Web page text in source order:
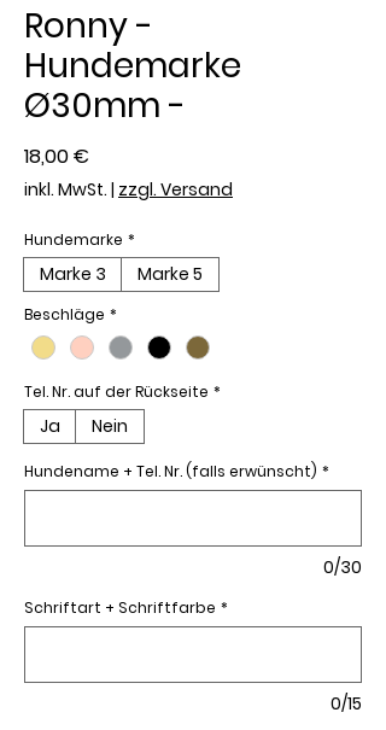
Ronny -
Hundemarke
Ø30mm -
18,00 €
inkl. MwSt. | zzgl. Versand
Hundemarke *
Marke 3 Marke 5
Beschläge *
Tel. Nr. auf der Rückseite *
Ja Nein
Hundename + Tel. Nr. (falls erwünscht) *
0/30
Schriftart + Schriftfarbe *
0/15